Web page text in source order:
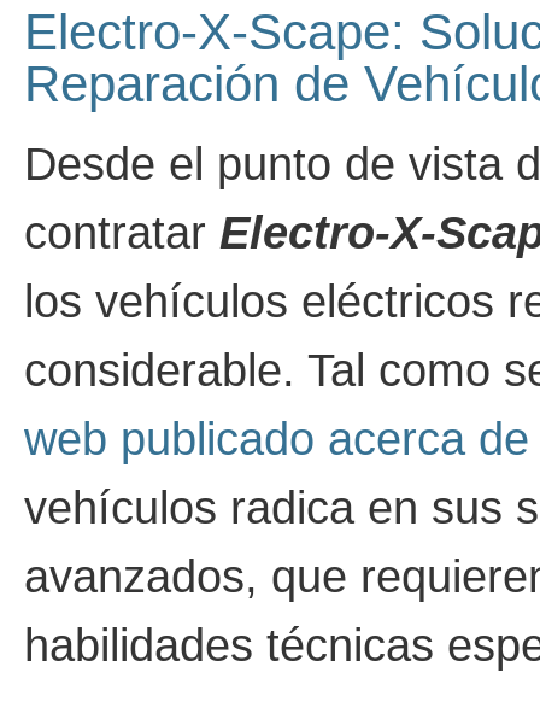
Electro-X-Scape:
Reparación de
Desde el punto de vista
contratar Electro-X-
los vehículos eléctricos
considerable. Tal como
web publicado acerca
vehículos radica en sus
avanzados, que
habilidades técnicas